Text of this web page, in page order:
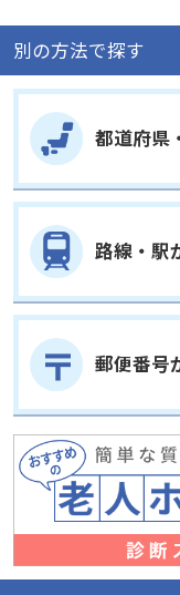
都道府県
路線・駅
郵便番号
テーマ別特集から